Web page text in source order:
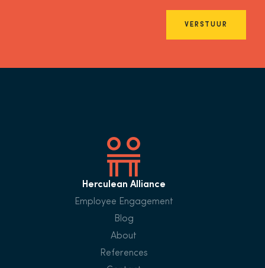
VERSTUUR
Herculean Alliance
Employee Engagement
Blog
About
References